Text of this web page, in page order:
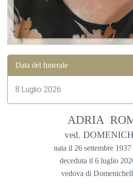
Data del funerale
8 Luglio 2026
ADRIA
ved.
nata il 26 settembre
deceduta il 6 luglio
vedova di